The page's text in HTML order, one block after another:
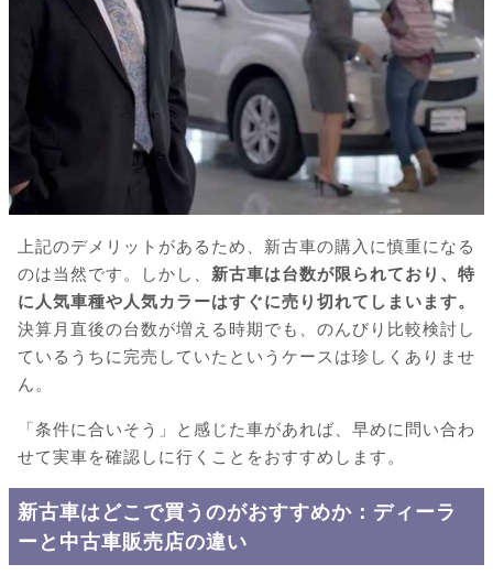
上記のデメリットがあるため、新古車の購入に慎重になる
のは当然です。しかし、 新古車は台数が限られており、特
に人気車種や人気カラーはすぐに売り切れてしまいます。
決算月直後の台数が増える時期でも、のんびり比較検討し
ているうちに完売していたというケースは珍しくありませ
ん。
「条件に合いそう」と感じた車があれば、早めに問い合わ
せて実車を確認しに行くことをおすすめします。
新古車はどこで買うのがおすすめか：ディーラ
ーと中古車販売店の違い